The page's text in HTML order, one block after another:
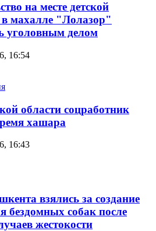
на месте детской
махалле "Лолазор"
уголовным делом
16:54
области соцработник
хашара
16:43
взялись за создание
бездомных собак после
жестокости